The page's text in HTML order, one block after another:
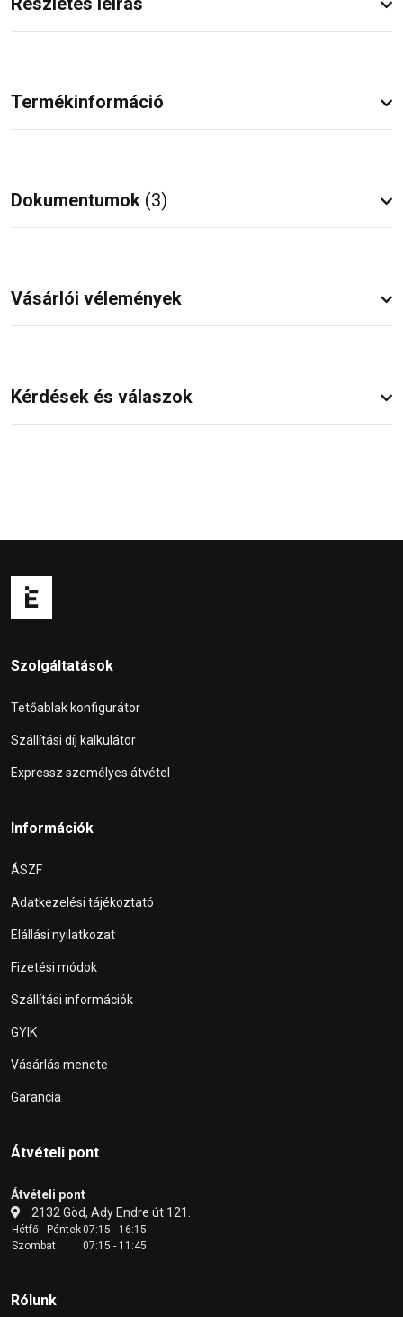
Termékinformáció
Dokumentumok (3)
Vásárlói vélemények
Kérdések és válaszok
Szolgáltatások
Tetőablak konfigurátor
Szállítási díj kalkulátor
Expressz személyes átvétel
Információk
ÁSZF
Adatkezelési tájékoztató
Elállási nyilatkozat
Fizetési módok
Szállítási információk
GYIK
Vásárlás menete
Garancia
Átvételi pont
Átvételi pont
2132 Göd, Ady Endre út 121.
Hétfő - Péntek07:15 - 16:15
Szombat
07:15 - 11:45
Rólunk